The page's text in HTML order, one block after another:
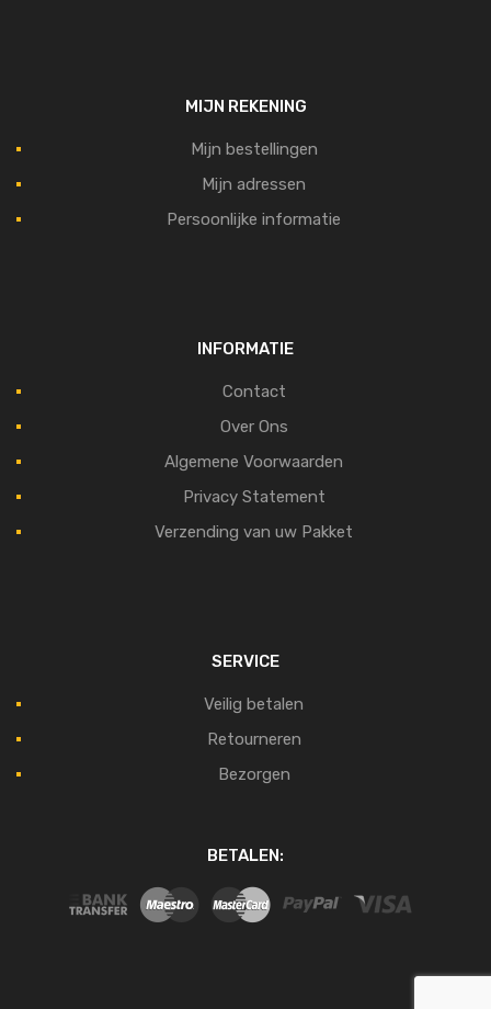
MIJN REKENING
Mijn bestellingen
Mijn adressen
Persoonlijke informatie
INFORMATIE
Contact
Over Ons
Algemene Voorwaarden
Privacy Statement
Verzending van uw Pakket
SERVICE
Veilig betalen
Retourneren
Bezorgen
BETALEN: